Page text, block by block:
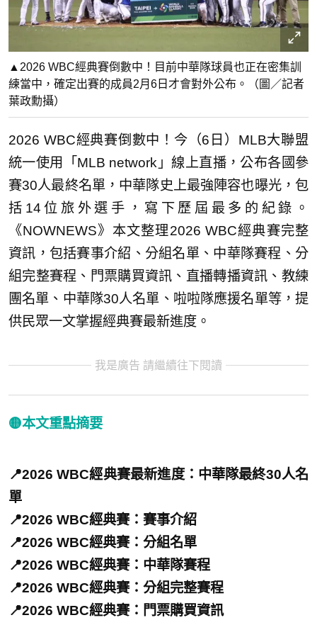
▲2026 WBC經典賽倒數中！目前中華隊球員也正在密集訓
練當中，確定出賽的成員2月6日才會對外公布。（圖／記者
葉政勳攝）
2026 WBC經典賽倒數中！今（6日）MLB大聯盟
統一使用「MLB network」線上直播，公布各國參
賽30人最終名單，中華隊史上最強陣容也曝光，包
括14位旅外選手，寫下歷屆最多的紀錄。
《NOWNEWS》本文整理2026 WBC經典賽完整
資訊，包括賽事介紹、分組名單、中華隊賽程、分
組完整賽程、門票購買資訊、直播轉播資訊、教練
團名單、中華隊30人名單、啦啦隊應援名單等，提
供民眾一文掌握經典賽最新進度。
我是廣告 請繼續往下閱讀
🟡本文重點摘要
📍2026 WBC經典賽最新進度：中華隊最終30人名
單
📍2026 WBC經典賽：賽事介紹
📍2026 WBC經典賽：分組名單
📍2026 WBC經典賽：中華隊賽程
📍2026 WBC經典賽：分組完整賽程
📍2026 WBC經典賽：門票購買資訊